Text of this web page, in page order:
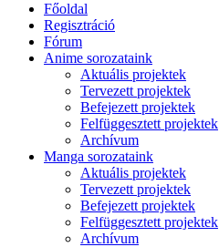
Főoldal
Regisztráció
Fórum
Anime sorozataink
Aktuális projektek
Tervezett projektek
Befejezett projektek
Felfüggesztett projektek
Archívum
Manga sorozataink
Aktuális projektek
Tervezett projektek
Befejezett projektek
Felfüggesztett projektek
Archívum